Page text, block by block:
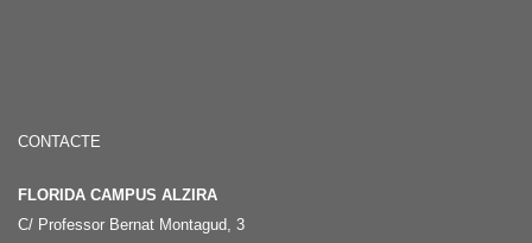
CONTACTE
FLORIDA CAMPUS ALZIRA
C/ Professor Bernat Montagud, 3